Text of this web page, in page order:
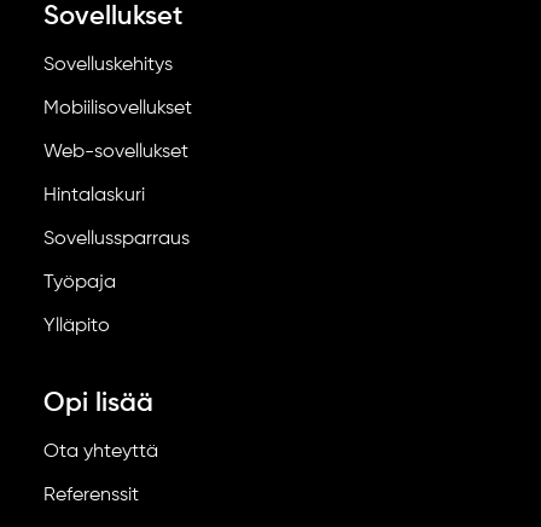
Sovellukset
Sovelluskehitys
Mobiilisovellukset
Web-sovellukset
Hintalaskuri
Sovellussparraus
Työpaja
Ylläpito
Opi lisää
Ota yhteyttä
Referenssit